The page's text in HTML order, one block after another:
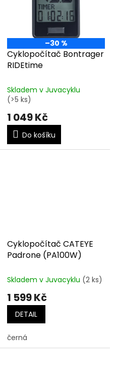
–30 %
Cyklopočítač Bontrager
RIDEtime
Skladem v Juvacyklu
(>5 ks)
1 049 Kč
Do košíku
Cyklopočítač CATEYE
Padrone (PA100W)
Skladem v Juvacyklu (2 ks)
1 599 Kč
DETAIL
černá